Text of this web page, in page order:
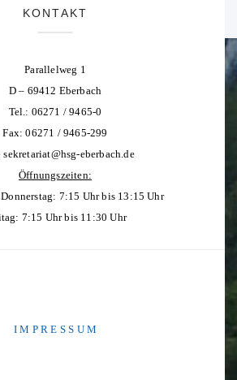
KONTAKT
Parallelweg 1
D – 69412 Eberbach
Tel.: 06271 / 9465-0
Fax: 06271 / 9465-299
sekretariat@hsg-eberbach.de
Öffnungszeiten:
7:15 Uhr bis 13:15 Uhr
7:15 Uhr bis 11:30 Uhr
I M P R E S S U M